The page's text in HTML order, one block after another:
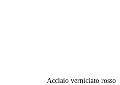
Acciaio verniciato rosso